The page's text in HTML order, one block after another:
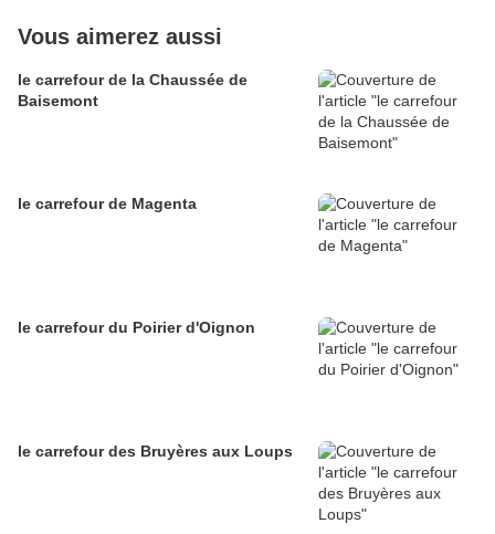
Vous aimerez aussi
le carrefour de la Chaussée de
Baisemont
le carrefour de Magenta
le carrefour du Poirier d'Oignon
le carrefour des Bruyères aux Loups